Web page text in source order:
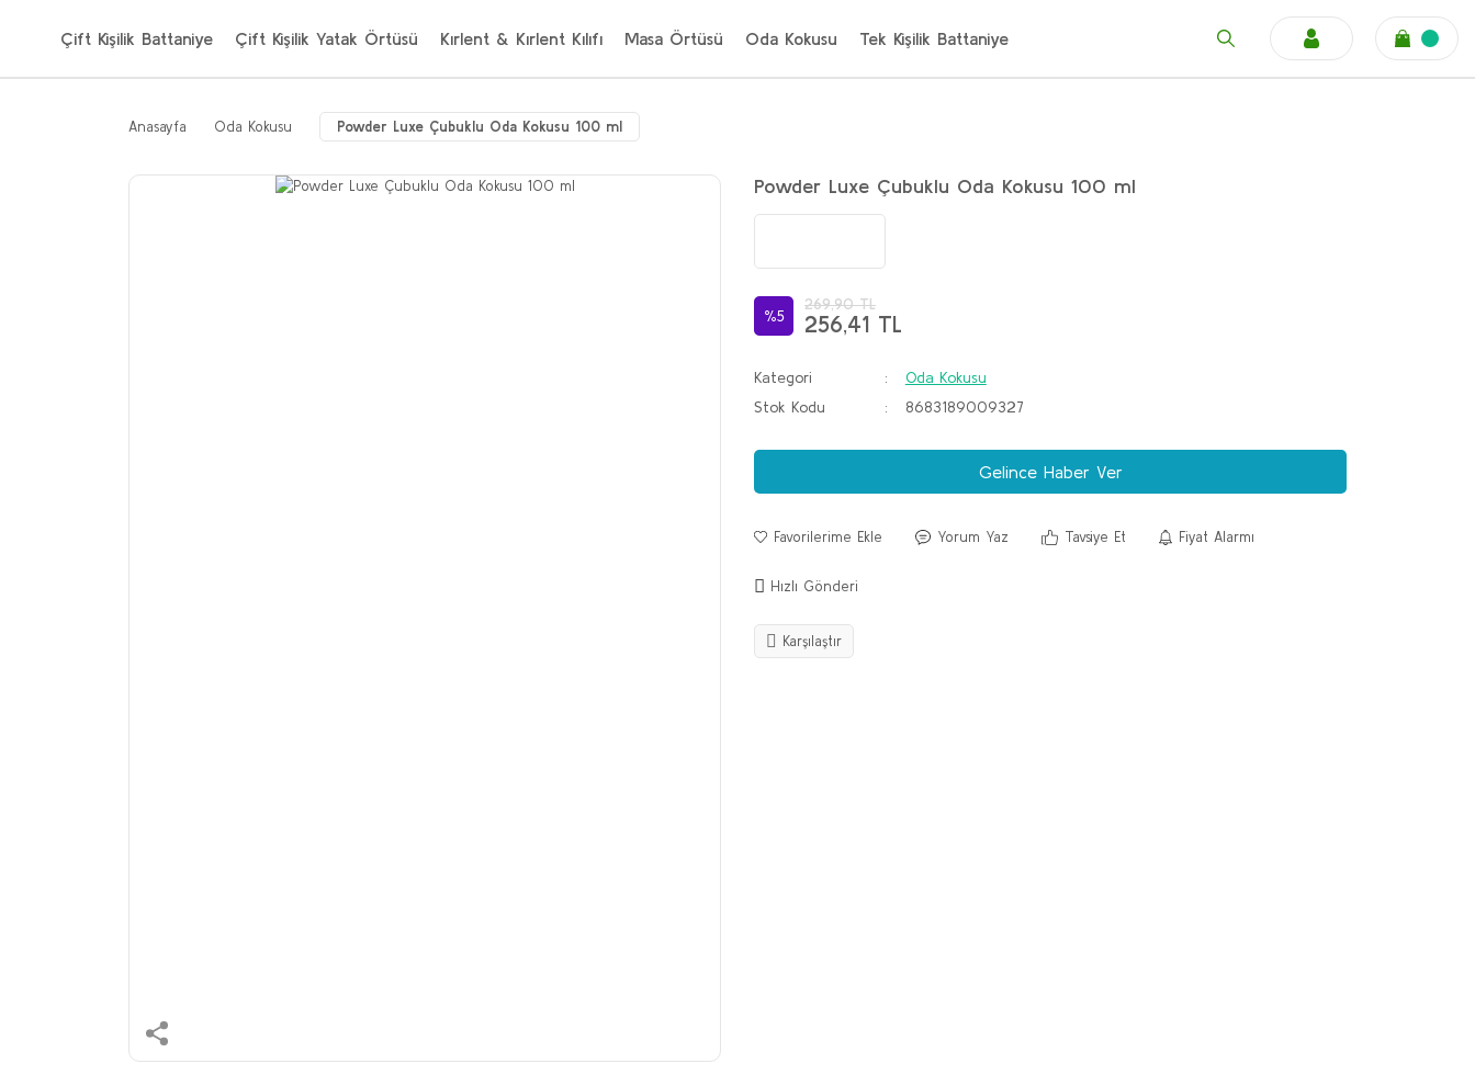
Çift Kişilik Battaniye Çift Kişilik Yatak Örtüsü Kırlent & Kırlent Kılıfı Masa Örtüsü Oda Kokusu Tek Kişilik Battaniye
Anasayfa Oda Kokusu Powder Luxe Çubuklu Oda Kokusu 100 ml
Powder Luxe Çubuklu Oda Kokusu 100 ml
%5
269,90 TL
256,41 TL
Kategori
Oda Kokusu
Stok Kodu
8683189009327
Gelince Haber Ver
Yorum Yaz Tavsiye Et Fiyat Alarmı
Hızlı Gönderi
Karşılaştır